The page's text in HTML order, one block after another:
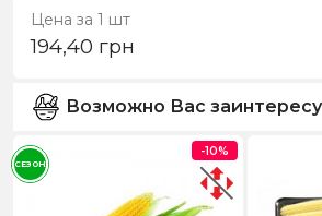
Цена за 1 шт
194,40 грн
Возможно Вас
-10%
СЕЗОН